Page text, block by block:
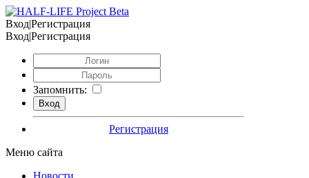
Вход|Регистрация
Вход|Регистрация
Запомнить:
Регистрация
Меню сайта
Новости